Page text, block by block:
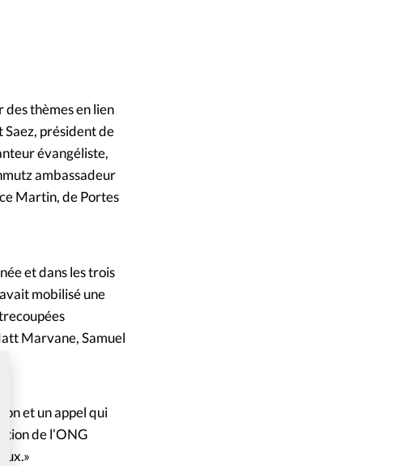
thèmes en lien
Saez, président de
évangéliste,
ambassadeur
Martin, de Portes
et dans les trois
mobilisé une
Marvane, Samuel
et un appel qui
de l’ONG